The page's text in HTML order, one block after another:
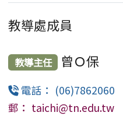
宣導落實花生、堅
以防治黃麴毒素之污
114年度決算書-文
臺南市北門區文
代理教師甄選簡章(
教導處成員
教導主任 曾Ｏ保
電話： (06)7862060
郵： taichi@tn.edu.tw